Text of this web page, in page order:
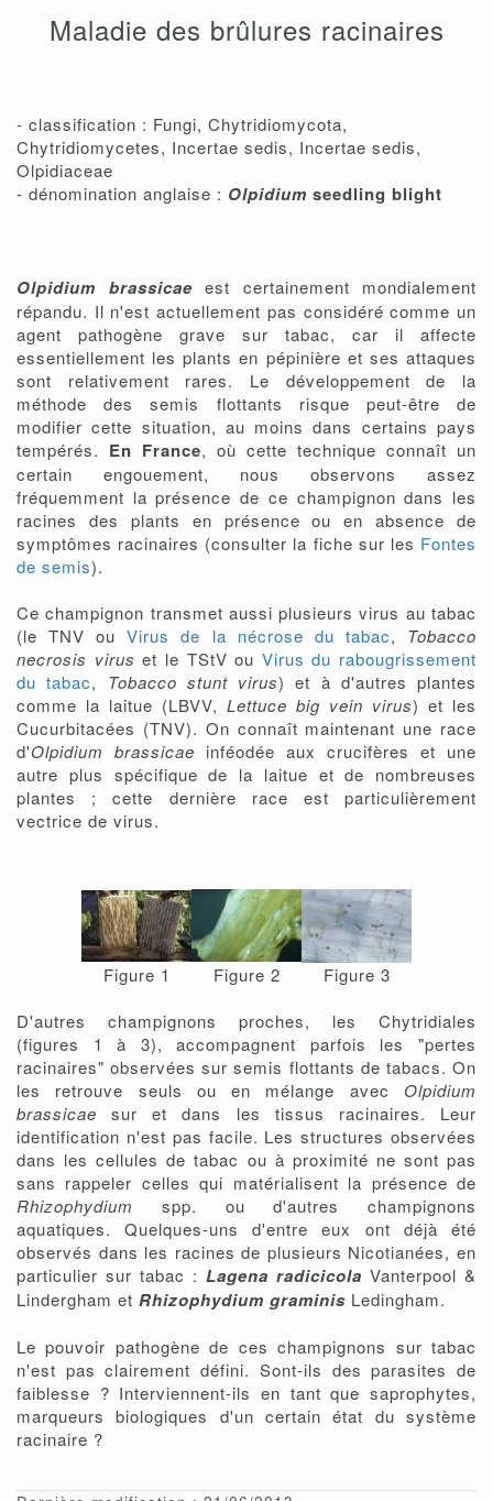
Maladie des brûlures racinaires
- classification : Fungi, Chytridiomycota,
Chytridiomycetes, Incertae sedis, Incertae sedis,
Olpidiaceae
- dénomination anglaise : Olpidium seedling blight
Olpidium brassicae est certainement mondialement
répandu. Il n'est actuellement pas considéré comme un
agent pathogène grave sur tabac, car il affecte
essentiellement les plants en pépinière et ses attaques
sont relativement rares. Le développement de la
méthode des semis flottants risque peut-être de
modifier cette situation, au moins dans certains pays
tempérés. En France, où cette technique connaît un
certain engouement, nous observons assez
fréquemment la présence de ce champignon dans les
racines des plants en présence ou en absence de
symptômes racinaires (consulter la fiche sur les Fontes
de semis).
Ce champignon transmet aussi plusieurs virus au tabac
(le TNV ouVirus de la nécrose du tabac, Tobacco
necrosis viruset le TStV ou Virus du rabougrissement
du tabac, Tobacco stunt virus) et à d'autres plantes
comme la laitue (LBVV, Lettuce big vein virus) et les
Cucurbitacées (TNV). On connaît maintenant une race
d'Olpidium brassicae inféodée aux crucifères et une
autre plus spécifique de la laitue et de nombreuses
plantes ; cette dernière race est particulièrement
vectrice de virus.
Figure 1 Figure 2
Figure 3
D'autres champignons proches, les Chytridiales
(figures 1 à 3), accompagnent parfois les "pertes
racinaires" observées sur semis flottants de tabacs. On
les retrouve seuls ou en mélange avec Olpidium
brassicaesur et dans les tissus racinaires. Leur
identification n'est pas facile. Les structures observées
dans les cellules de tabac ou à proximité ne sont pas
sans rappeler celles qui matérialisent la présence de
Rhizophydium spp. ou d'autres champignons
aquatiques. Quelques-uns d'entre eux ont déjà été
observés dans les racines de plusieurs Nicotianées, en
particulier sur tabac : Lagena radicicola Vanterpool &
Lindergham et Rhizophydium graminis Ledingham.
Le pouvoir pathogène de ces champignons sur tabac
n'est pas clairement défini. Sont-ils des parasites de
faiblesse ? Interviennent-ils en tant que saprophytes,
marqueurs biologiques d'un certain état du système
racinaire ?